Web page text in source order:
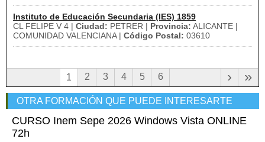
Instituto de Educación Secundaria (IES) 1859
CL FELIPE V 4 | Ciudad: PETRER | Provincia: ALICANTE |
COMUNIDAD VALENCIANA | Código Postal: 03610
1 2 3 4 5 6 »
›
OTRA FORMACIÓN QUE PUEDE INTERESARTE
CURSO Inem Sepe 2026 Windows Vista ONLINE
72h